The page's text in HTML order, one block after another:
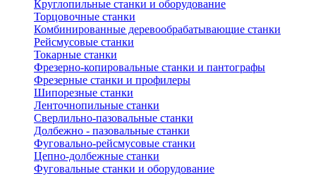
Круглопильные станки и оборудование
Торцовочные станки
Комбинированные деревообрабатывающие станки
Рейсмусовые станки
Токарные станки
Фрезерно-копировальные станки и пантографы
Фрезерные станки и профилеры
Шипорезные станки
Ленточнопильные станки
Сверлильно-пазовальные станки
Долбежно - пазовальные станки
Фуговально-рейсмусовые станки
Цепно-долбежные станки
Фуговальные станки и оборудование